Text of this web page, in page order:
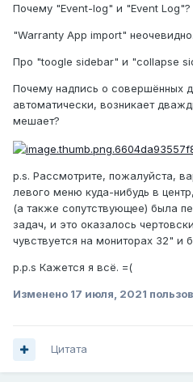
Почему "Event-log" и "Event Log"?
"Warranty App import" неочевидно.
Про "toogle sidebar" и "collapse
Почему надпись о совершённых
автоматически, возникает
мешает?
p.s. Рассмотрите, пожалуйста,
левого меню куда-нибудь в
(а также сопутствующее) была
задач, и это оказалось
чувствуется на мониторах 32" и
p.p.s Кажется я всё. =(
Изменено 17 июля, 2021
Цитата